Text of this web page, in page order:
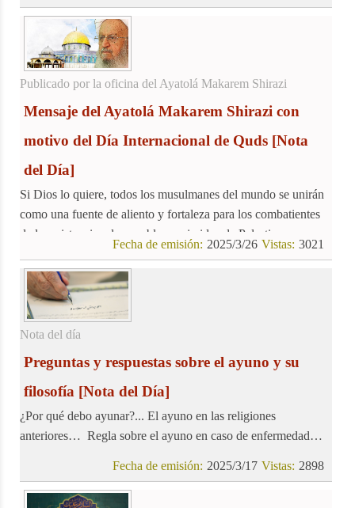
Publicado por la oficina del Ayatolá Makarem Shirazi
Mensaje del Ayatolá Makarem Shirazi con
motivo del Día Internacional de Quds [Nota
del Día]
Si Dios lo quiere, todos los musulmanes del mundo se unirán
como una fuente de aliento y fortaleza para los combatientes
de la resistencia y los pueblos oprimidos de Palestina y
Quds, alzando su voz en condena de los crímenes de este
régimen ilegítimo.
3021
Vistas:
2025/3/26
Fecha de emisión:
Nota del día
Preguntas y respuestas sobre el ayuno y su
filosofía [Nota del Día]
¿Por qué debo ayunar?... El ayuno en las religiones
anteriores… Regla sobre el ayuno en caso de enfermedad…
2898
Vistas:
2025/3/17
Fecha de emisión: